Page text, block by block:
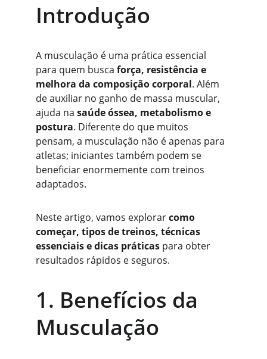
Introdução
A musculação é uma prática essencial
para quem busca força, resistência e
melhora da composição corporal. Além
de auxiliar no ganho de massa muscular,
ajuda na saúde óssea, metabolismo e
postura. Diferente do que muitos
pensam, a musculação não é apenas para
atletas; iniciantes também podem se
beneficiar enormemente com treinos
adaptados.
Neste artigo, vamos explorar como
começar, tipos de treinos, técnicas
essenciais e dicas práticas para obter
resultados rápidos e seguros.
1. Benefícios da
Musculação